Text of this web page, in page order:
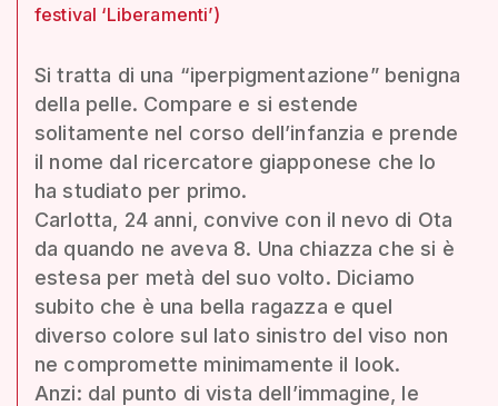
festival ‘Liberamenti’)
Si tratta di una “iperpigmentazione” benigna
della pelle. Compare e si estende
solitamente nel corso dell’infanzia e prende
il nome dal ricercatore giapponese che lo
ha studiato per primo.
Carlotta, 24 anni, convive con il nevo di Ota
da quando ne aveva 8. Una chiazza che si è
estesa per metà del suo volto. Diciamo
subito che è una bella ragazza e quel
diverso colore sul lato sinistro del viso non
ne compromette minimamente il look.
Anzi: dal punto di vista dell’immagine, le